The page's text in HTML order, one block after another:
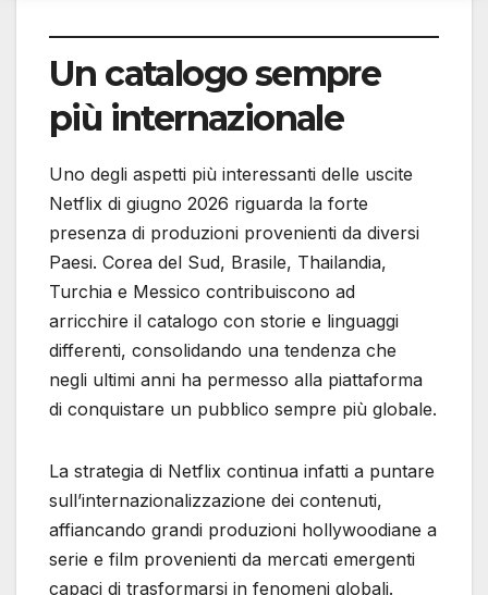
Un catalogo sempre
più internazionale
Uno degli aspetti più interessanti delle uscite
Netflix di giugno 2026 riguarda la forte
presenza di produzioni provenienti da diversi
Paesi. Corea del Sud, Brasile, Thailandia,
Turchia e Messico contribuiscono ad
arricchire il catalogo con storie e linguaggi
differenti, consolidando una tendenza che
negli ultimi anni ha permesso alla piattaforma
di conquistare un pubblico sempre più globale.
La strategia di Netflix continua infatti a puntare
sull’internazionalizzazione dei contenuti,
affiancando grandi produzioni hollywoodiane a
serie e film provenienti da mercati emergenti
capaci di trasformarsi in fenomeni globali.